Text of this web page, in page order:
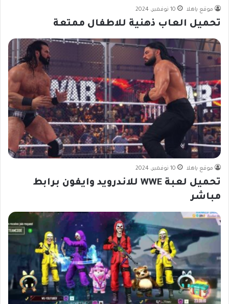
موقع ياهلا 10 نوفمبر، 2024
تحميل العاب ذهنية للاطفال ممتعة
موقع ياهلا 10 نوفمبر، 2024
تحميل لعبة WWE للاندرويد وايفون برابط
مباشر